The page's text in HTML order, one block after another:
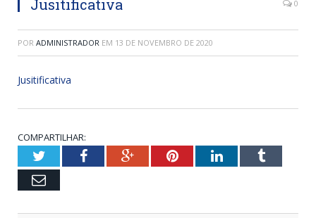
Jusitificativa 0
POR ADMINISTRADOR EM 13 DE NOVEMBRO DE 2020
Jusitificativa
COMPARTILHAR:
TwitterFacebookGoogle+PinterestLinkedInTumblr
Email